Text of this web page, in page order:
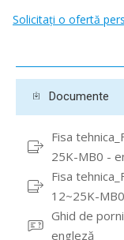
Solicitați o ofertă
Documente
Fisa
25K-MB0 -
Fisa
12~25K-
Ghid de
engleză